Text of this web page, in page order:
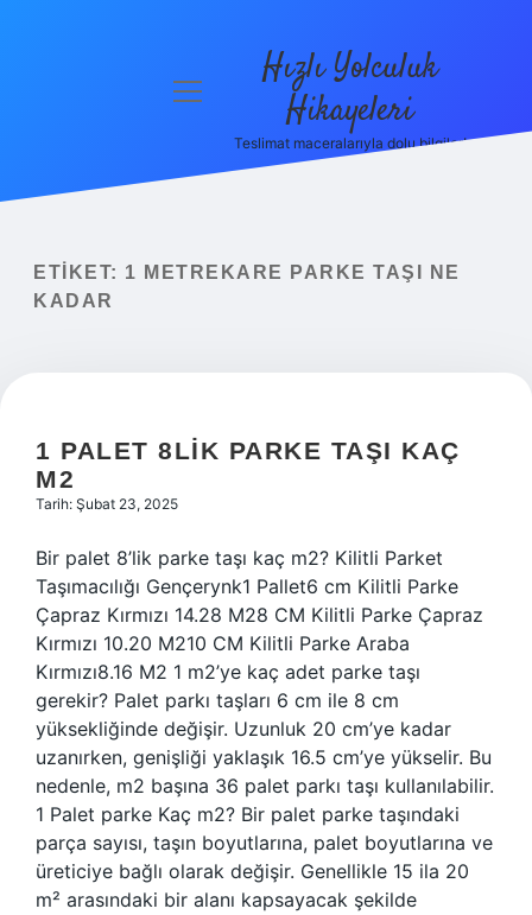
Yasal Uyarı
menüyü
Hızlı Yolculuk
Hikayeleri
Teslimat maceralarıyla dolu bilgiler!
ETIKET: 1 METREKARE PARKE TAŞI NE
KADAR
1 PALET 8LIK PARKE TAŞI KAÇ
M2
Tarih: Şubat 23, 2025
Bir palet 8’lik parke taşı kaç m2? Kilitli Parket
Taşımacılığı Gençerynk1 Pallet6 cm Kilitli Parke
Çapraz Kırmızı 14.28 M28 CM Kilitli Parke Çapraz
Kırmızı 10.20 M210 CM Kilitli Parke Araba
Kırmızı8.16 M2 1 m2’ye kaç adet parke taşı
gerekir? Palet parkı taşları 6 cm ile 8 cm
yüksekliğinde değişir. Uzunluk 20 cm’ye kadar
uzanırken, genişliği yaklaşık 16.5 cm’ye yükselir. Bu
nedenle, m2 başına 36 palet parkı taşı kullanılabilir.
1 Palet parke Kaç m2? Bir palet parke taşındaki
parça sayısı, taşın boyutlarına, palet boyutlarına ve
üreticiye bağlı olarak değişir. Genellikle 15 ila 20
m² arasındaki bir alanı kapsayacak şekilde